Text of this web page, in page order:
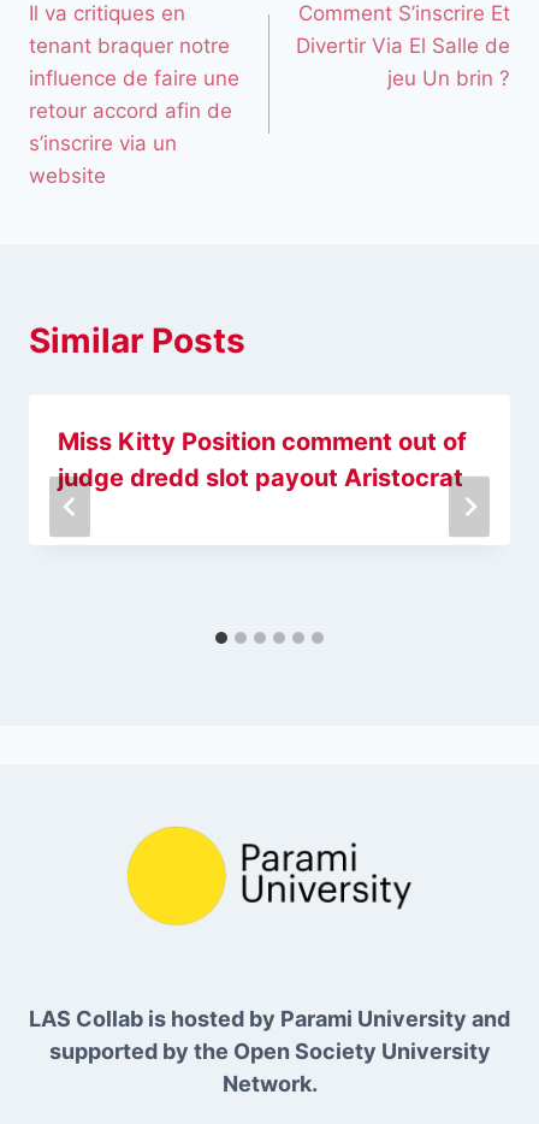
Il va critiques en
tenant braquer notre
influence de faire une
retour accord afin de
s’inscrire via un
website
Comment S’inscrire Et
Divertir Via El Salle de
jeu Un brin ?
Similar Posts
Miss Kitty Position comment out of
judge dredd slot payout Aristocrat
LAS Collab is hosted by Parami University and
supported by the Open Society University
Network.